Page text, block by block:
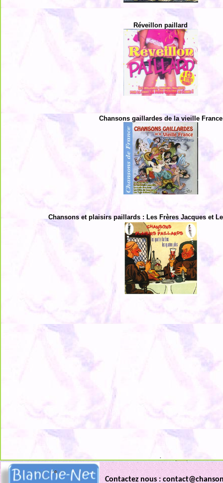
Réveillon paillard
Chansons gaillardes de la vieille France
Chansons et plaisirs paillards : Les Frères Jacques et
.
Contactez nous :